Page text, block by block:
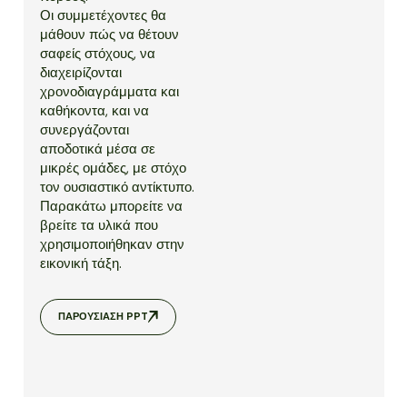
Οι συμμετέχοντες θα
μάθουν πώς να θέτουν
σαφείς στόχους, να
διαχειρίζονται
χρονοδιαγράμματα και
καθήκοντα, και να
συνεργάζονται
αποδοτικά μέσα σε
μικρές ομάδες, με στόχο
τον ουσιαστικό αντίκτυπο.
Παρακάτω μπορείτε να
βρείτε τα υλικά που
χρησιμοποιήθηκαν στην
εικονική τάξη.
ΠΑΡΟΥΣΊΑΣΗ PPT